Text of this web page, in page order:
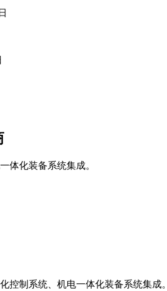
体化装备系统集成。
控制系统、机电一体化装备系统集成。